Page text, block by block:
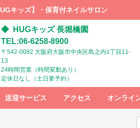
キッズ】・保育付ネイルサロン
HUGキッズ 長堀橋園
TEL:06-6258-8900
〒542-0082 大阪府大阪市中央区島之内1丁目11-
13
24時間営業（時間変動あり）
定休日なし（土日要予約）
送迎サービス アクセス オンライ